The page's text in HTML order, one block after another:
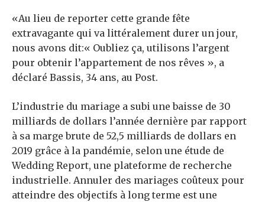
«Au lieu de reporter cette grande fête
extravagante qui va littéralement durer un jour,
nous avons dit:« Oubliez ça, utilisons l’argent
pour obtenir l’appartement de nos rêves », a
déclaré Bassis, 34 ans, au Post.
L’industrie du mariage a subi une baisse de 30
milliards de dollars l’année dernière par rapport
à sa marge brute de 52,5 milliards de dollars en
2019 grâce à la pandémie, selon une étude de
Wedding Report, une plateforme de recherche
industrielle. Annuler des mariages coûteux pour
atteindre des objectifs à long terme est une